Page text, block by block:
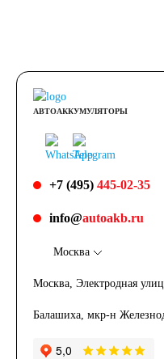
АВТОАККУМУЛЯТОРЫ
+7 (495) 445-02-35
info@autoakb.ru
Москва
Москва, Электродная
Балашиха, мкр-н